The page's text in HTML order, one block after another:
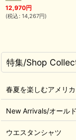
12,970円
(税込 : 14,267円)
特集/Shop
春夏を楽しむアメリ
New Arrivals/オール
ウエスタンシャツ